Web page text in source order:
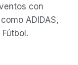
con
ADIDAS,